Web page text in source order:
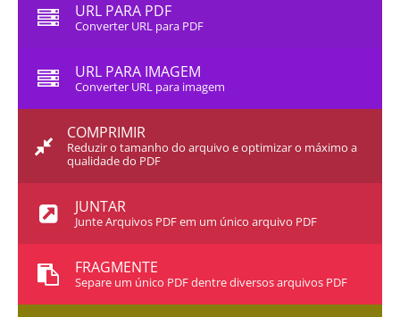
URL PARA PDF
Converter URL para PDF
URL PARA IMAGEM
Converter URL para imagem
COMPRIMIR
Reduzir o tamanho do arquivo e optimizar o máximo a
qualidade do PDF
JUNTAR
Junte Arquivos PDF em um único arquivo PDF
FRAGMENTE
Separe um único PDF dentre diversos arquivos PDF